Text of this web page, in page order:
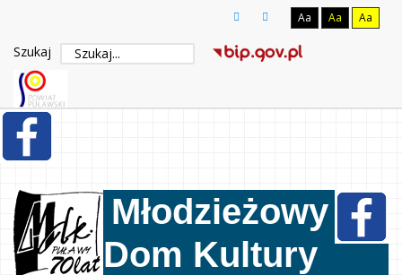
Aa Aa Aa
Szukaj
Młodzieżowy
Dom Kultury